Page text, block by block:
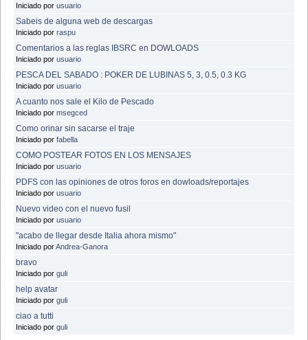
Iniciado por usuario
Sabeis de alguna web de descargas
Iniciado por raspu
Comentarios a las reglas IBSRC en DOWLOADS
Iniciado por usuario
PESCA DEL SABADO : POKER DE LUBINAS 5, 3, 0.5, 0.3 KG
Iniciado por usuario
A cuanto nos sale el Kilo de Pescado
Iniciado por msegced
Como orinar sin sacarse el traje
Iniciado por fabella
COMO POSTEAR FOTOS EN LOS MENSAJES
Iniciado por usuario
PDFS con las opiniones de otros foros en dowloads/reportajes
Iniciado por usuario
Nuevo video con el nuevo fusil
Iniciado por usuario
"acabo de llegar desde Italia ahora mismo"
Iniciado porAndrea-Ganora
bravo
Iniciado por guli
help avatar
Iniciado por guli
ciao a tutti
Iniciado por guli